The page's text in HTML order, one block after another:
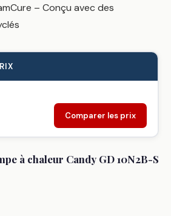
– Conçu avec des
Comparer les prix
à chaleur Candy GD 10N2B-S